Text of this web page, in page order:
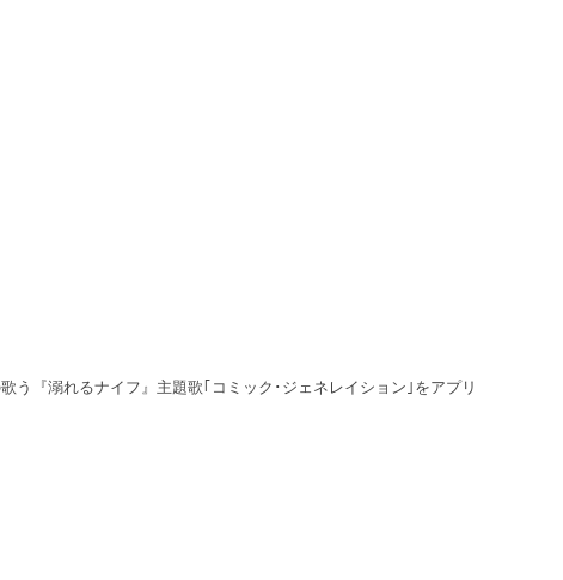
う『溺れるナイフ』主題歌｢コミック･ジェネレイション｣をアプリ